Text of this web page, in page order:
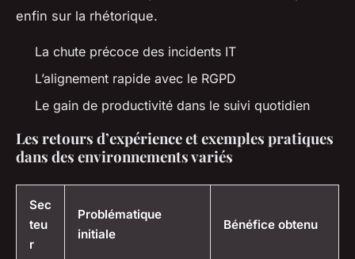
enfin sur la rhétorique.
La chute précoce des incidents IT
L’alignement rapide avec le RGPD
Le gain de productivité dans le suivi quotidien
Les retours d’expérience et exemples pratiques
dans des environnements variés
Sec
teu
r
Problématique
initiale
Bénéfice obtenu